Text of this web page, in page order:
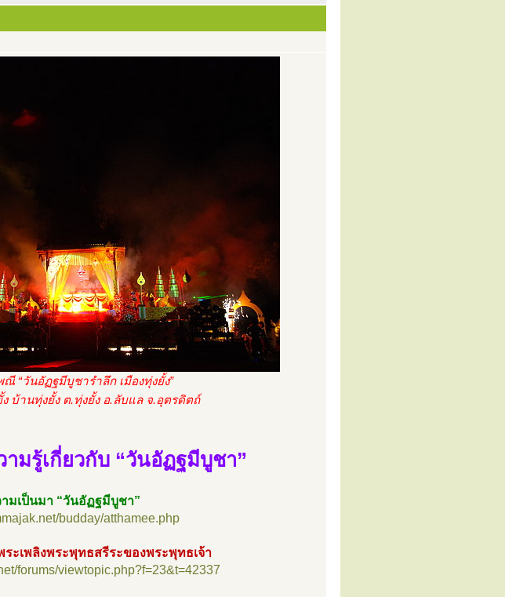
ณี “วันอัฏฐมีบูชารำลึก เมืองทุ่งยั้ง”
บ้านทุ่งยั้ง ต.ทุ่งยั้ง อ.ลับแล จ.อุตรดิตถ์
มรู้เกี่ยวกับ “วันอัฏฐมีบูชา”
มเป็นมา “วันอัฏฐมีบูชา”
budday/atthamee.php
ะเพลิงพระพุทธสรีระของพระพุทธเจ้า
forums/viewtopic.php?f=23&t=42337